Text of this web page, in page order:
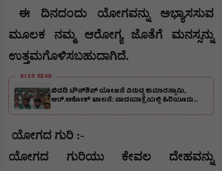
ಈ ದಿನದಂದು ಯೋಗವನ್ನು ಅಭ್ಯಾಸಸುವ
ಮೂಲಕ ನಮ್ಮ ಆರೋಗ್ಯ ಜೊತೆಗೆ ಮನಸ್ಸನ್ನು
ಉತ್ತಮಗೊಳಿಸಬಹುದಾಗಿದೆ.
ALSO READ
ಬಿಡದಿ ಟೌನ್‌ಶಿಪ್‌ ಯೋಜನೆ ವಿರುದ್ಧ ಕುಮಾರಸ್ವಾಮಿ,
ಆರ್.ಅಶೋಕ್ ಚಾಲನೆ: ಪಾದಯಾತ್ರೆಯಲ್ಲಿ ಹಿರಿಯೂರು
ಯೋಗದ ಗುರಿ :-
ಯೋಗದ ಗುರಿಯು ಕೇವಲ ದೇಹವನ್ನು